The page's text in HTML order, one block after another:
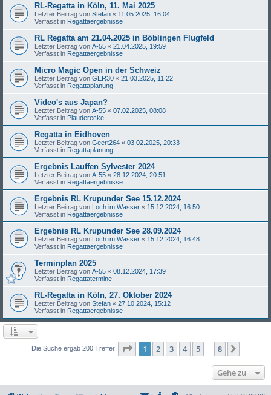
RL-Regatta in Köln, 11. Mai 2025
Letzter Beitrag von Stefan « 11.05.2025, 16:04
Verfasst in Regattaergebnisse
RL Regatta am 21.04.2025 in Böblingen Flugfeld
Letzter Beitrag von A-55 « 21.04.2025, 19:59
Verfasst in Regattaergebnisse
Micro Magic Open in der Schweiz
Letzter Beitrag von GER30 « 21.03.2025, 11:22
Verfasst in Regattaplanung
Video's aus Japan?
Letzter Beitrag von A-55 « 07.02.2025, 08:08
Verfasst in Plauderecke
Regatta in Eidhoven
Letzter Beitrag von Geert264 « 03.02.2025, 20:33
Verfasst in Regattaplanung
Ergebnis Lauffen Sylvester 2024
Letzter Beitrag von A-55 « 28.12.2024, 20:51
Verfasst in Regattaergebnisse
Ergebnis RL Krupunder See 15.12.2024
Letzter Beitrag von Loch im Wasser « 15.12.2024, 16:50
Verfasst in Regattaergebnisse
Ergebnis RL Krupunder See 28.09.2024
Letzter Beitrag von Loch im Wasser « 15.12.2024, 16:48
Verfasst in Regattaergebnisse
Terminplan 2025
Letzter Beitrag von A-55 « 08.12.2024, 17:39
Verfasst in Regattatermine
RL-Regatta in Köln, 27. Oktober 2024
Letzter Beitrag von Stefan « 27.10.2024, 15:12
Verfasst in Regattaergebnisse
Die Suche ergab 200 Treffer Seite 1von
1 2 3 4 5 8
Gehe zu